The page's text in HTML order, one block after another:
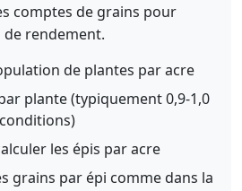
comptes de grains pour
rendement.
de plantes par acre
plante (typiquement 0,9-1,0
les épis par acre
grains par épi comme dans la